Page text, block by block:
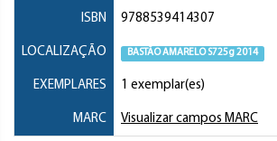
ISBN 9788539414307
LOCALIZAÇÃO BASTÃO AMARELO S725g 2014
EXEMPLARES 1 exemplar(es)
MARC Visualizar campos MARC